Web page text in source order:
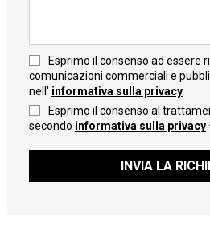
Esprimo il consenso ad essere
comunicazioni commerciali e
nell' informativa sulla privacy
Esprimo il consenso al
secondo informativa sulla privacy
INVIA LA